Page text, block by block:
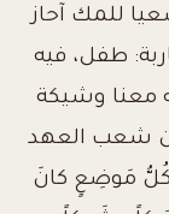
للمك آحاز
طفل، فيه
معنا وشيكة
شعب العهد
كُلُّ مَوضِعٍ كانَ